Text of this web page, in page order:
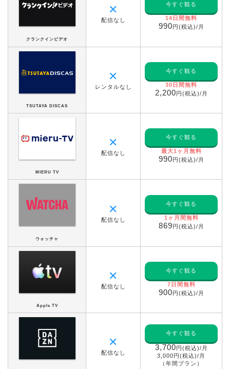
クランクインビデオ
✕
配信なし
今すぐ観る
14日間無料
990円(税込)/月
TSUTAYA DISCAS
✕
レンタルなし
今すぐ観る
30日間無料
2,200円(税込)/月
MIERU TV
✕
配信なし
今すぐ観る
最大1ヶ月無料
990円(税込)/月
ウォッチャ
✕
配信なし
今すぐ観る
1ヶ月間無料
869円(税込)/月
Apple TV
✕
配信なし
今すぐ観る
7日間無料
900円(税込)/月
✕
配信なし
今すぐ観る
3,700円(税込)/月
3,000円(税込)/月
（年間プラン）